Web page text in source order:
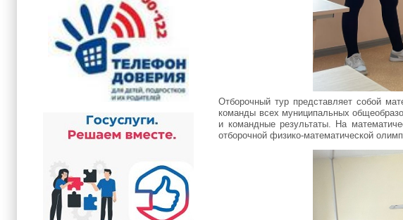
Отборочный тур представляет собой
команды всех муниципальных
и командные результаты. На
отборочной физико-математической